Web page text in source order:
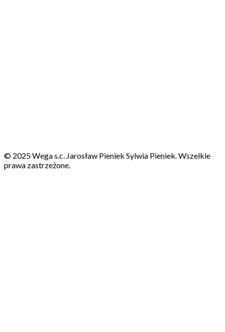
© 2025 Wega s.c. Jarosław Pieniek Sylwia Pieniek. Wszelkie
prawa zastrzeżone.